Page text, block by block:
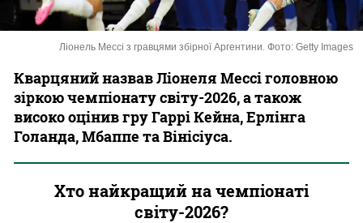
Ліонель Мессі з гравцями збірної Аргентини. Фото: Getty Images
Кварцяний назвав Ліонеля Мессі головною
зіркою чемпіонату світу-2026, а також
високо оцінив гру Гаррі Кейна, Ерлінга
Голанда, Мбаппе та Вінісіуса.
Хто найкращий на чемпіонаті
світу-2026?